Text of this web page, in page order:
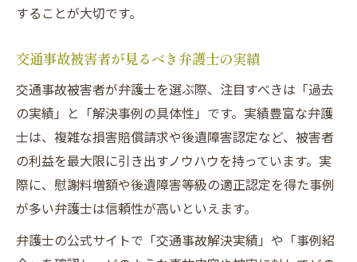
交通事故に関する交渉力が高い弁護士とは
方
交通事故の損害賠償を有利にする選択とは
交通事故損害賠償で選ぶべき弁護士の条件
交通事故で示談交渉に強い弁護士の見つけ
方
交通事故損害賠償請求を有利に進める方法
へ
することが大切です。
交通事故被害者が見るべき弁護士の実績
交通事故被害者が弁護士を選ぶ際、注目すべきは「過去
の実績」と「解決事例の具体性」です。実績豊富な弁護
士は、複雑な損害賠償請求や後遺障害認定など、被害者
の利益を最大限に引き出すノウハウを持っています。実
際に、慰謝料増額や後遺障害等級の適正認定を得た事例
が多い弁護士は信頼性が高いといえます。
弁護士の公式サイトで「交通事故解決実績」や「事例紹